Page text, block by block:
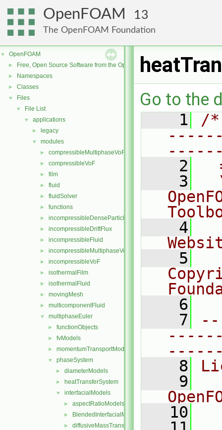
OpenFOAM 13
The OpenFOAM Foundation
▼ OpenFOAM
► Free, Open Source Software from the OpenFOAM Foundation
► Namespaces
► Classes
▼ Files
▼ File List
▼ applications
► legacy
▼ modules
► compressibleMultiphaseVoF
► compressibleVoF
► film
► fluid
► fluidSolver
► functions
► incompressibleDenseParticleFluid
► incompressibleDriftFlux
► incompressibleFluid
► incompressibleMultiphaseVoF
► incompressibleVoF
► isothermalFilm
► isothermalFluid
► movingMesh
► multicomponentFluid
▼ multiphaseEuler
► functionObjects
► fvModels
► momentumTransportModels
▼ phaseSystem
► diameterModels
► heatTransferSystem
▼ interfacialModels
► aspectRatioModels
► BlendedInterfacialModel
► diffusiveMassTransferModels
Go to the
    1
/
    2
    3
    4
    5
    6
    7
    8
    9
   10